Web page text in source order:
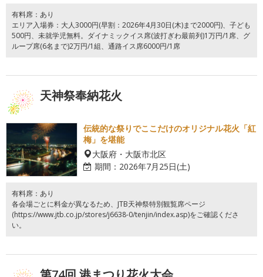
有料席：あり
エリア入場券：大人3000円(早割：2026年4月30日(木)まで2000円)、子ども
500円、未就学児無料。ダイナミックイス席(波打ぎわ最前列)1万円/1席、グ
ループ席(6名まで)2万円/1組、通路イス席6000円/1席
天神祭奉納花火
伝統的な祭りでここだけのオリジナル花火「紅
梅」を堪能
大阪府・大阪市北区
期間： 2026年7月25日(土)
有料席：あり
各会場ごとに料金が異なるため、JTB天神祭特別観覧席ページ
(https://www.jtb.co.jp/stores/j6638-0/tenjin/index.asp)をご確認くださ
い。